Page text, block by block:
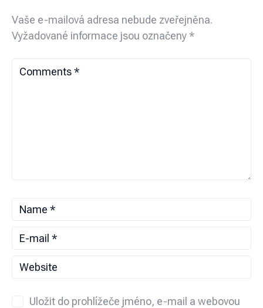
Vaše e-mailová adresa nebude zveřejněna.
Vyžadované informace jsou označeny*
Uložit do prohlížeče jméno, e-mail a webovou